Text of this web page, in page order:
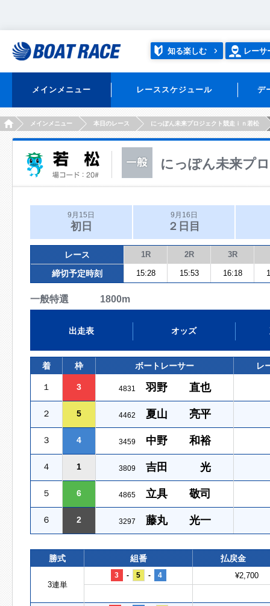
知る楽しむ レーサ
メインメニュー レーススケジュール デ
HOMEメインメニュー 本日のレース にっぽん未来プロジェクト競走ｉｎ若松
にっぽん未来プ
9月15日
初日
9月16日
２日目
レース 1R 2R 3R
締切予定時刻 15:28 15:53 16:18
一般特選 1800m
出走表 オッズ
着 枠 ボートレーサー レ
１ 3 4831 羽野 直也
２ 5 4462 夏山 亮平
３ 4 3459 中野 和裕
４ 1 3809 吉田 光
５ 6 4865 立具 敬司
６ 2 3297 藤丸 光一
勝式 組番 払戻金
3連単
3 - 5 - 4 ¥2,700